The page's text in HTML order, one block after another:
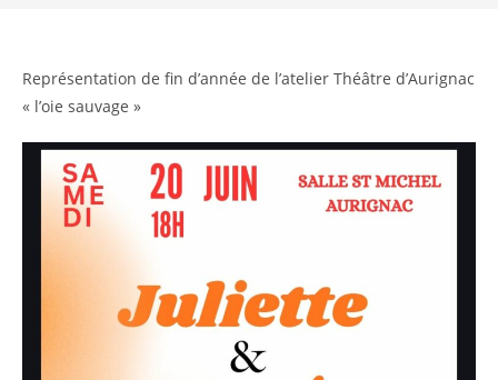
Représentation de fin d’année de l’atelier Théâtre d’Aurignac
« l’oie sauvage »